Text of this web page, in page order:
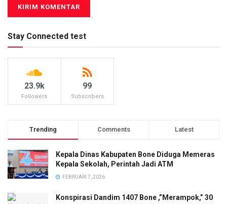
Stay Connected test
23.9k
Followers
99
Subscribers
Trending Comments Latest
Kepala Dinas Kabupaten Bone Diduga Memeras
Kepala Sekolah, Perintah Jadi ATM
FEBRUARI 7, 2026
Konspirasi Dandim 1407 Bone ,”Merampok,” 30